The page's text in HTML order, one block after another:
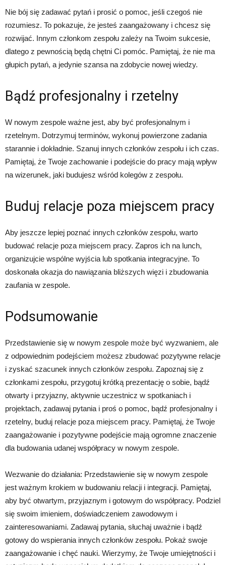
Nie bój się zadawać pytań i prosić o pomoc, jeśli czegoś nie
rozumiesz. To pokazuje, że jesteś zaangażowany i chcesz się
rozwijać. Innym członkom zespołu zależy na Twoim sukcesie,
dlatego z pewnością będą chętni Ci pomóc. Pamiętaj, że nie ma
głupich pytań, a jedynie szansa na zdobycie nowej wiedzy.
Bądź profesjonalny i rzetelny
W nowym zespole ważne jest, aby być profesjonalnym i
rzetelnym. Dotrzymuj terminów, wykonuj powierzone zadania
starannie i dokładnie. Szanuj innych członków zespołu i ich czas.
Pamiętaj, że Twoje zachowanie i podejście do pracy mają wpływ
na wizerunek, jaki budujesz wśród kolegów z zespołu.
Buduj relacje poza miejscem pracy
Aby jeszcze lepiej poznać innych członków zespołu, warto
budować relacje poza miejscem pracy. Zapros ich na lunch,
organizujcie wspólne wyjścia lub spotkania integracyjne. To
doskonała okazja do nawiązania bliższych więzi i zbudowania
zaufania w zespole.
Podsumowanie
Przedstawienie się w nowym zespole może być wyzwaniem, ale
z odpowiednim podejściem możesz zbudować pozytywne relacje
i zyskać szacunek innych członków zespołu. Zapoznaj się z
członkami zespołu, przygotuj krótką prezentację o sobie, bądź
otwarty i przyjazny, aktywnie uczestnicz w spotkaniach i
projektach, zadawaj pytania i proś o pomoc, bądź profesjonalny i
rzetelny, buduj relacje poza miejscem pracy. Pamiętaj, że Twoje
zaangażowanie i pozytywne podejście mają ogromne znaczenie
dla budowania udanej współpracy w nowym zespole.
Wezwanie do działania: Przedstawienie się w nowym zespole
jest ważnym krokiem w budowaniu relacji i integracji. Pamiętaj,
aby być otwartym, przyjaznym i gotowym do współpracy. Podziel
się swoim imieniem, doświadczeniem zawodowym i
zainteresowaniami. Zadawaj pytania, słuchaj uważnie i bądź
gotowy do wspierania innych członków zespołu. Pokaż swoje
zaangażowanie i chęć nauki. Wierzymy, że Twoje umiejętności i